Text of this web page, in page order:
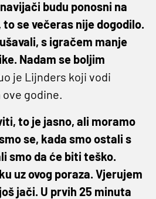
budu ponosni na
se večeras nije dogodilo.
s igračem manje
Nadam se boljim
je Lijnders koji vodi
ove godine.
to je jasno, ali moramo
se, kada smo ostali s
smo da će biti teško.
uz ovog poraza. Vjerujem
jači. U prvih 25 minuta